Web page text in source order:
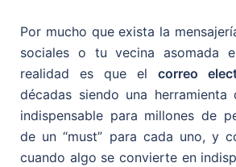
Por mucho que exista la
sociales o tu vecina asomada
realidad es que el correo
décadas siendo una herramienta
indispensable para millones de
de un “must” para cada uno, y
cuando algo se convierte en